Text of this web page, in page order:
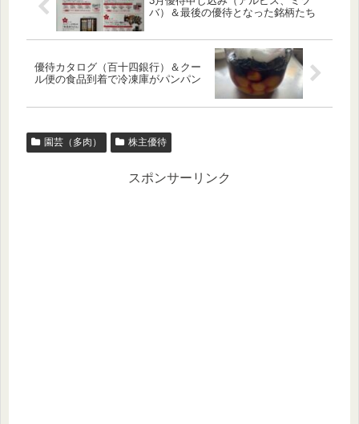
バ）＆最後の優待となった銘柄たち
優待カタログ（百十四銀行）＆クー
ル便の食品到着で冷凍庫がパンパン
園芸（多肉） 株主優待
スポンサーリンク